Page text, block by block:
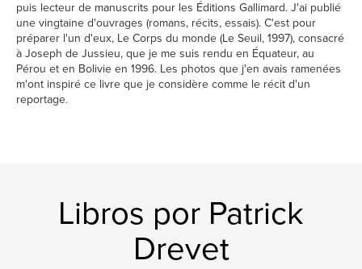
puis lecteur de manuscrits pour les Éditions Gallimard. J'ai publié
une vingtaine d'ouvrages (romans, récits, essais). C'est pour
préparer l'un d'eux, Le Corps du monde (Le Seuil, 1997), consacré
à Joseph de Jussieu, que je me suis rendu en Équateur, au
Pérou et en Bolivie en 1996. Les photos que j'en avais ramenées
m'ont inspiré ce livre que je considère comme le récit d'un
reportage.
Libros por Patrick
Drevet